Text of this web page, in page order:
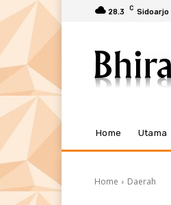
28.3 C Sidoarjo
Home Utama
Home Daerah